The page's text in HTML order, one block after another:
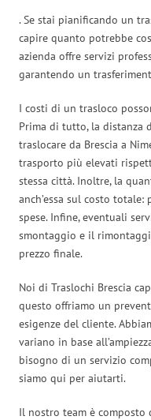
. Se stai pianificando un
capire quanto potrebbe
azienda offre servizi
garantendo un
I costi di un trasloco
Prima di tutto, la distanza
traslocare da Brescia a
trasporto più elevati
stessa città. Inoltre, la
anch’essa sul costo
spese. Infine, eventuali
smontaggio e il
prezzo finale.
Noi di Traslochi Brescia
questo offriamo un
esigenze del cliente.
variano in base
bisogno di un servizio
siamo qui per aiutarti.
Il nostro team è